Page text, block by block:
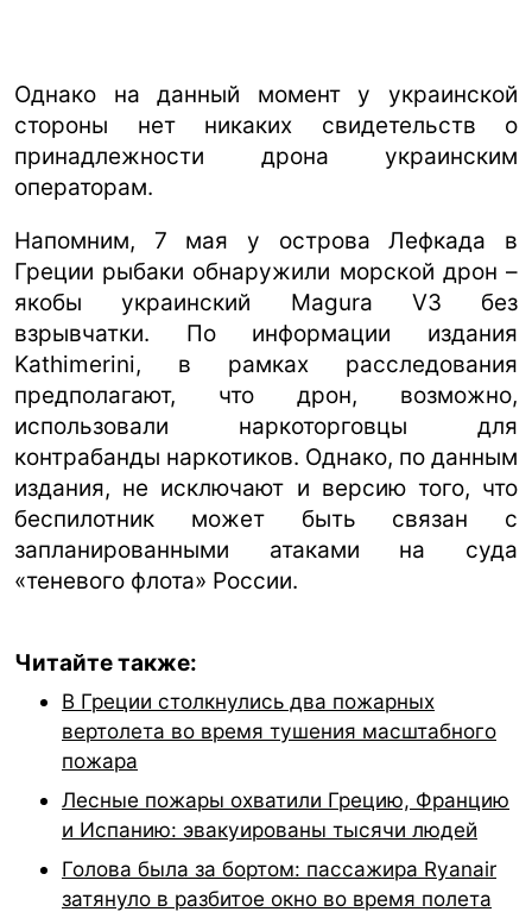
Однако на данный момент у украинской
стороны нет никаких свидетельств о
принадлежности дрона украинским
операторам.
Напомним, 7 мая у острова Лефкада в
Греции рыбаки обнаружили морской дрон –
якобы украинский Magura V3 без
взрывчатки. По информации издания
Kathimerini, в рамках расследования
предполагают, что дрон, возможно,
использовали наркоторговцы для
контрабанды наркотиков. Однако, по данным
издания, не исключают и версию того, что
беспилотник может быть связан с
запланированными атаками на суда
«теневого флота» России.
Читайте также:
В Греции столкнулись два пожарных
вертолета во время тушения масштабного
пожара
Лесные пожары охватили Грецию, Францию
и Испанию: эвакуированы тысячи людей
Голова была за бортом: пассажира Ryanair
затянуло в разбитое окно во время полета